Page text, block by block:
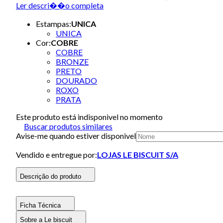
Ler descri��o completa
Estampas:UNICA
UNICA
Cor:COBRE
COBRE
BRONZE
PRETO
DOURADO
ROXO
PRATA
Este produto está indisponivel no momento
Buscar produtos similares
Avise-me quando estiver disponivel
Vendido e entregue por:LOJAS LE BISCUIT S/A
Descrição do produto
Ficha Técnica
Sobre a Le biscuit